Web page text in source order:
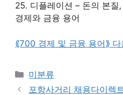
25. 디플레이션 – 돈의 본질
경제와 금융 용어
⟪700 경제 및 금융 용어⟫
Categories
미분류
포항사거리 채용다이렉